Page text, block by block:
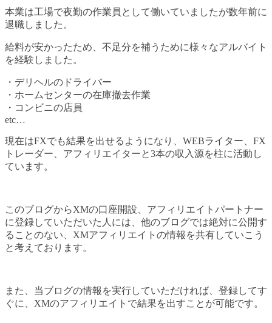
本業は工場で夜勤の作業員として働いていましたが数年前に
退職しました。
給料が安かったため、不足分を補うために様々なアルバイト
を経験しました。
・デリヘルのドライバー
・ホームセンターの在庫撤去作業
・コンビニの店員
etc…
現在はFXでも結果を出せるようになり、WEBライター、FX
トレーダー、アフィリエイターと3本の収入源を柱に活動し
ています。
このブログからXMの口座開設、アフィリエイトパートナー
に登録していただいた人には、他のブログでは絶対に公開す
ることのない、XMアフィリエイトの情報を共有していこう
と考えております。
また、当ブログの情報を実行していただければ、登録してす
ぐに、XMのアフィリエイトで結果を出すことが可能です。